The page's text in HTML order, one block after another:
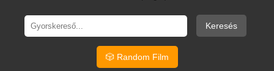
Keresés
🎲 Random Film